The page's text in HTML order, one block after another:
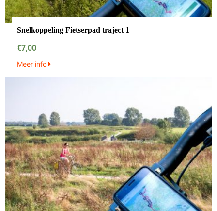
Snelkoppeling Fietserpad traject 1
€7,00
Meer info